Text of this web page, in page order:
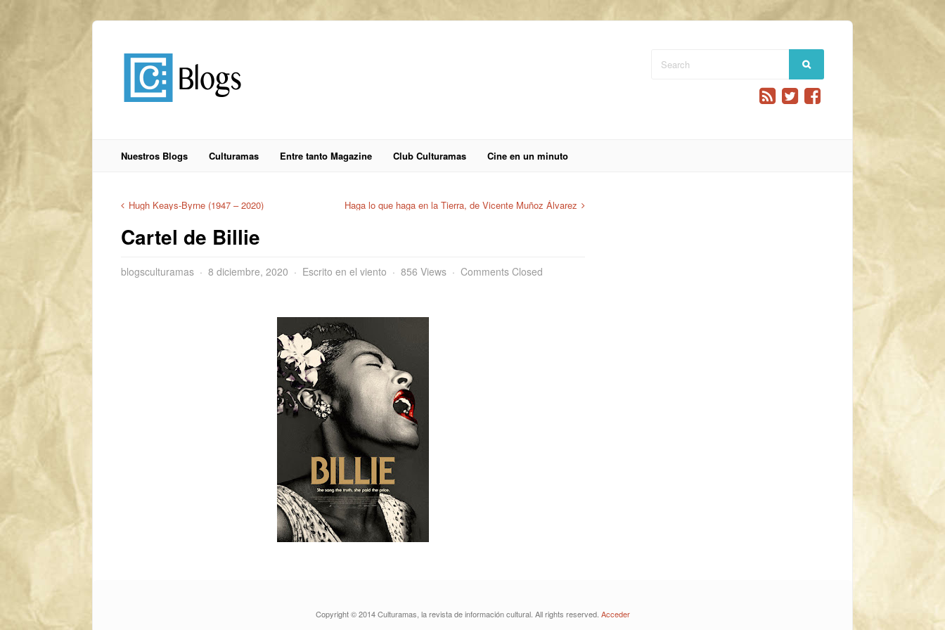
Nuestros Blogs Culturamas Entre tanto Magazine Club Culturamas Cine en un minuto
Hugh Keays-Byrne (1947 – 2020) Haga lo que haga en la Tierra, de Vicente Muñoz Álvarez
Cartel de Billie
blogsculturamas 8 diciembre, 2020 Escrito en el viento 856 Views Comments Closed
Copyright © 2014 Culturamas, la revista de información cultural. All rights reserved. Acceder